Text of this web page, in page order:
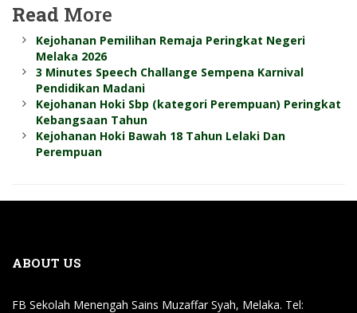
Read More
Kejohanan Pemilihan Remaja Peringkat Negeri
Melaka 2026
3 Minutes Speech Challange Sempena Karnival
Pendidikan Madani
Kejohanan Hoki Sbp (kategori Perempuan) Peringkat
Kebangsaan Tahun
Kejohanan Hoki Bawah 18 Tahun Lelaki Dan
Perempuan
ABOUT US
FB Sekolah Menengah Sains Muzaffar Syah, Melaka. Tel: